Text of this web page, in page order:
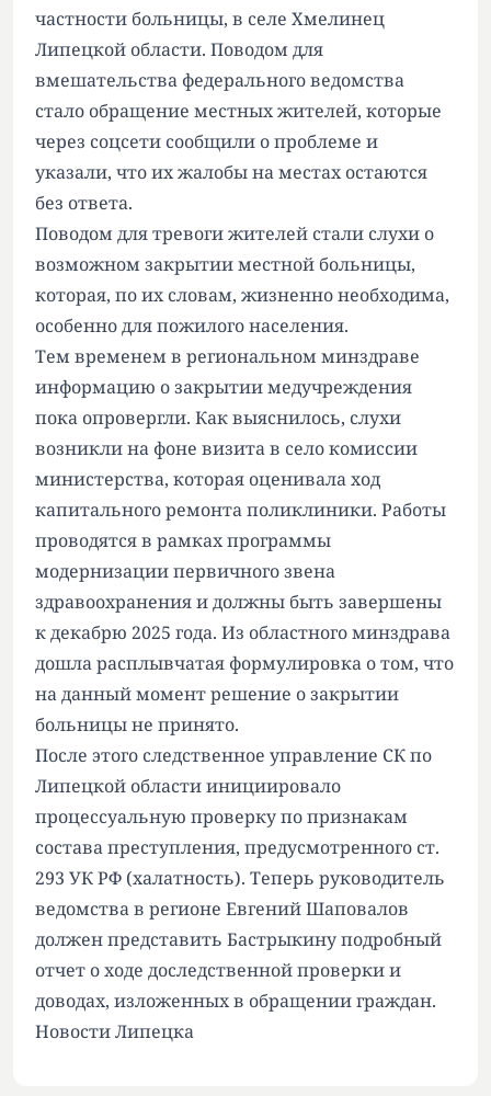
частности больницы, в селе Хмелинец
Липецкой области. Поводом для
вмешательства федерального ведомства
стало обращение местных жителей, которые
через соцсети сообщили о проблеме и
указали, что их жалобы на местах остаются
без ответа.
Поводом для тревоги жителей стали слухи о
возможном закрытии местной больницы,
которая, по их словам, жизненно необходима,
особенно для пожилого населения.
Тем временем в региональном минздраве
информацию о закрытии медучреждения
пока опровергли. Как выяснилось, слухи
возникли на фоне визита в село комиссии
министерства, которая оценивала ход
капитального ремонта поликлиники. Работы
проводятся в рамках программы
модернизации первичного звена
здравоохранения и должны быть завершены
к декабрю 2025 года. Из областного минздрава
дошла расплывчатая формулировка о том, что
на данный момент решение о закрытии
больницы не принято.
После этого следственное управление СК по
Липецкой области инициировало
процессуальную проверку по признакам
состава преступления, предусмотренного ст.
293 УК РФ (халатность). Теперь руководитель
ведомства в регионе Евгений Шаповалов
должен представить Бастрыкину подробный
отчет о ходе доследственной проверки и
доводах, изложенных в обращении граждан.
Новости Липецка